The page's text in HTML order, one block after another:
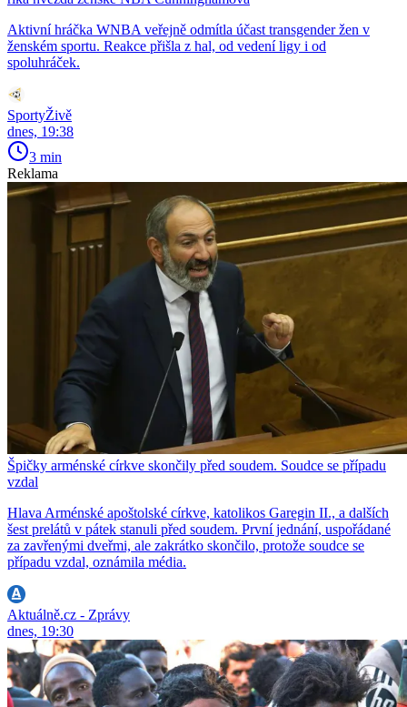
Aktivní hráčka WNBA veřejně odmítla účast transgender žen v
ženském sportu. Reakce přišla z hal, od vedení ligy i od
spoluhráček.
SportyŽivě
dnes, 19:38
3 min
Reklama
Špičky arménské církve skončily před soudem. Soudce se případu
vzdal
Hlava Arménské apoštolské církve, katolikos Garegin II., a dalších
šest prelátů v pátek stanuli před soudem. První jednání, uspořádané
za zavřenými dveřmi, ale zakrátko skončilo, protože soudce se
případu vzdal, oznámila média.
Aktuálně.cz - Zprávy
dnes, 19:30